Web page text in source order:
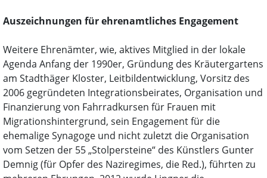
Auszeichnungen für ehrenamtliches Engagement
Weitere Ehrenämter, wie, aktives Mitglied in der lokale
Agenda Anfang der 1990er, Gründung des Kräutergartens
am Stadthäger Kloster, Leitbildentwicklung, Vorsitz des
2006 gegründeten Integrationsbeirates, Organisation und
Finanzierung von Fahrradkursen für Frauen mit
Migrationshintergrund, sein Engagement für die
ehemalige Synagoge und nicht zuletzt die Organisation
vom Setzen der 55 „Stolpersteine“ des Künstlers Gunter
Demnig (für Opfer des Naziregimes, die Red.), führten zu